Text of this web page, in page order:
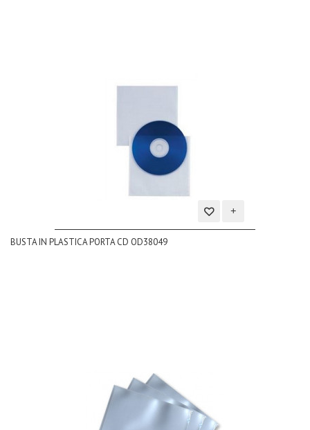
Aggiungi
BUSTA IN PLASTICA PORTA CD OD38049